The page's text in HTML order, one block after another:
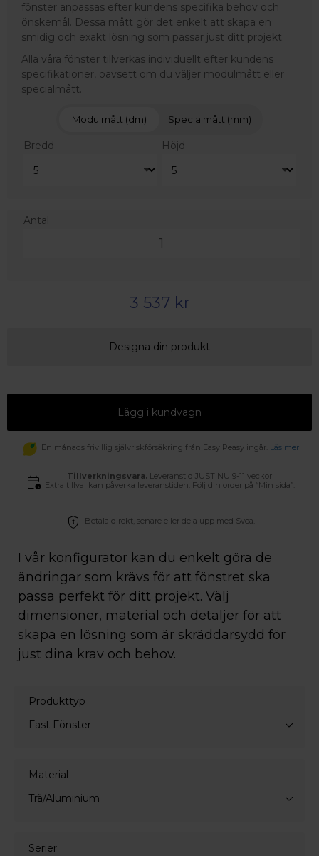
fönster anpassas efter kundens specifika behov och
önskemål. Dessa mått gör det enkelt att skapa en
smidig och exakt lösning som passar just ditt projekt.
Alla våra fönster tillverkas individuellt efter kundens
specifikationer, oavsett om du väljer modulmått eller
specialmått.
Modulmått (dm) Specialmått (mm)
Bredd Höjd
Antal
3 537 kr
Designa din produkt
Lägg i kundvagn
En månads frivillig självriskförsäkring från Easy Peasy ingår. Läs mer
Tillverkningsvara. Leveranstid JUST NU 9-11 veckor
Extra tillval kan påverka leveranstiden. Följ din order på “Min sida”.
Betala direkt, senare eller dela upp med Svea.
I vår konfigurator kan du enkelt göra de
ändringar som krävs för att fönstret ska
passa perfekt för ditt projekt. Välj
dimensioner, material och detaljer för att
skapa en lösning som är skräddarsydd för
just dina krav och behov.
Produkttyp
Fast Fönster
Material
Trä/Aluminium
Serier